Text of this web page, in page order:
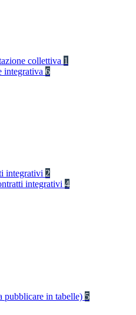
collettiva 1
integrativa 6
integrativi 2
integrativi 4
pubblicare in tabelle) 5